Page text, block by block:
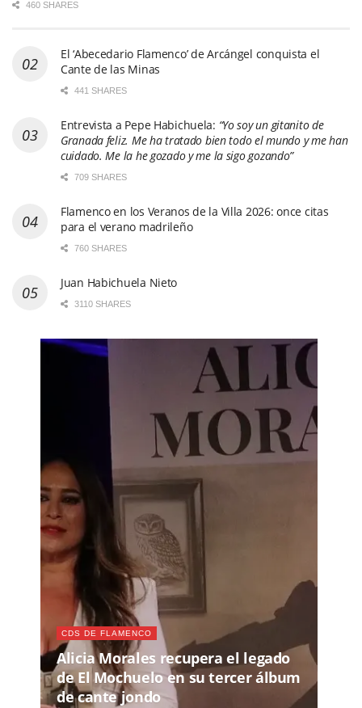
460 SHARES
El ‘Abecedario Flamenco’ de Arcángel conquista el
Cante de las Minas
441 SHARES
Entrevista a Pepe Habichuela: “Yo soy un gitanito de
Granada feliz. Me ha tratado bien todo el mundo y me han
cuidado. Me la he gozado y me la sigo gozando”
709 SHARES
Flamenco en los Veranos de la Villa 2026: once citas
para el verano madrileño
760 SHARES
Juan Habichuela Nieto
3110 SHARES
CDS DE FLAMENCO
Alicia Morales recupera el legado
de El Mochuelo en su tercer álbum
de cante jondo